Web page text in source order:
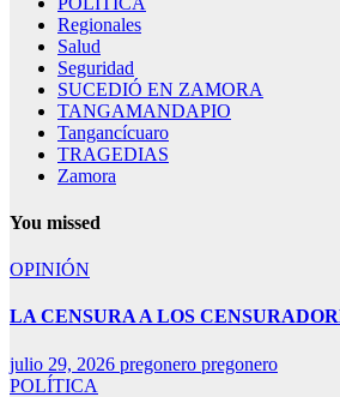
Regionales
Salud
Seguridad
SUCEDIÓ EN ZAMORA
TANGAMANDAPIO
Tangancícuaro
TRAGEDIAS
Zamora
You missed
OPINIÓN
LA CENSURA A LOS
julio 29, 2026 pregonero pregonero
POLÍTICA